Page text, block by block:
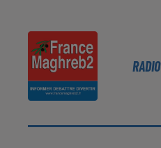
RADIO